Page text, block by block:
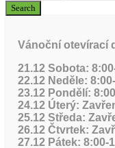
Vánoční otevírací
21.12 Sobota:
22.12 Neděle:
23.12 Pondělí:
24.12 Úterý:
25.12 Středa:
26.12 Čtvrtek:
27.12 Pátek: 8:00-